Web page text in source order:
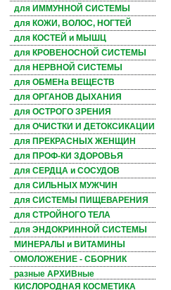
для ИММУННОЙ СИСТЕМЫ
для КОЖИ, ВОЛОС, НОГТЕЙ
для КОСТЕЙ и МЫШЦ
для КРОВЕНОСНОЙ СИСТЕМЫ
для НЕРВНОЙ СИСТЕМЫ
для ОБМЕНа ВЕЩЕСТВ
для ОРГАНОВ ДЫХАНИЯ
для ОСТРОГО ЗРЕНИЯ
для ОЧИСТКИ И ДЕТОКСИКАЦИИ
для ПРЕКРАСНЫХ ЖЕНЩИН
для ПРОФ-КИ ЗДОРОВЬЯ
для СЕРДЦА и СОСУДОВ
для СИЛЬНЫХ МУЖЧИН
для СИСТЕМЫ ПИЩЕВАРЕНИЯ
для СТРОЙНОГО ТЕЛА
для ЭНДОКРИННОЙ СИСТЕМЫ
МИНЕРАЛЫ и ВИТАМИНЫ
ОМОЛОЖЕНИЕ - СБОРНИК
разные АРХИВные
КИСЛОРОДНАЯ КОСМЕТИКА